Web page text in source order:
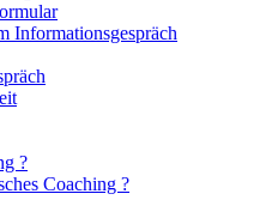
Informationsgespräch
?
Coaching ?